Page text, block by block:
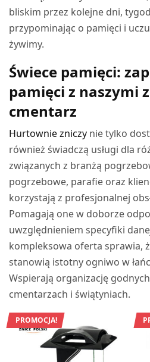
bliskim przez kolejne dni,
przypominając o pamięci i
żywimy.
Świece pamięci:
pamięci z naszymi
cmentarz
Hurtownie zniczy nie tylko
również świadczą usługi dla
związanych z branżą
pogrzebowe, parafie oraz
korzystają z profesjonalnej
Pomagają one w doborze
uwzględnieniem specyfiki
kompleksowa oferta sprawia,
stanowią istotny ogniwo w
Wspierają organizację
cmentarzach i świątyniach.
PROMOCJA!